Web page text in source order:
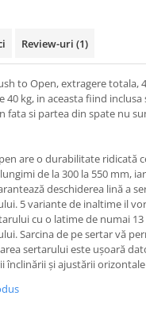
Review-uri (1)
to Open, extragere totala,
40 kg, in aceasta fiind
si partea din spate nu
are o durabilitate ridicată
de la 300 la 550 mm,
deschiderea lină a
5 variante de inaltime il
cu o latime de numai
Sarcina de pe sertar vă
sertarului este ușoară
înclinării și ajustării